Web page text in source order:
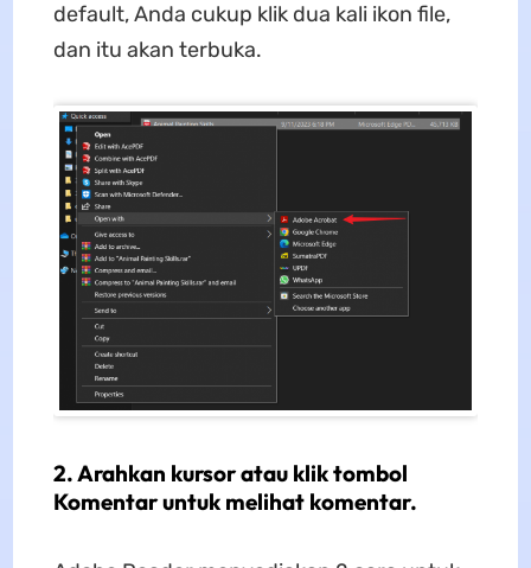
default, Anda cukup klik dua kali ikon file,
dan itu akan terbuka.
2. Arahkan kursor atau klik tombol
Komentar untuk melihat komentar.